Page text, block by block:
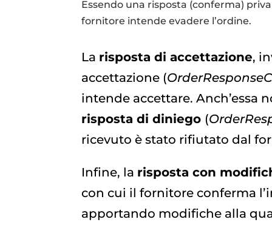
Essendo una risposta (conferma)
fornitore intende evadere l’ordine.
La risposta di accettazione,
accettazione (
intende accettare. Anch’essa
risposta di diniego (
ricevuto è stato rifiutato dal
Infine, la risposta con
con cui il fornitore conferma
apportando modifiche alla